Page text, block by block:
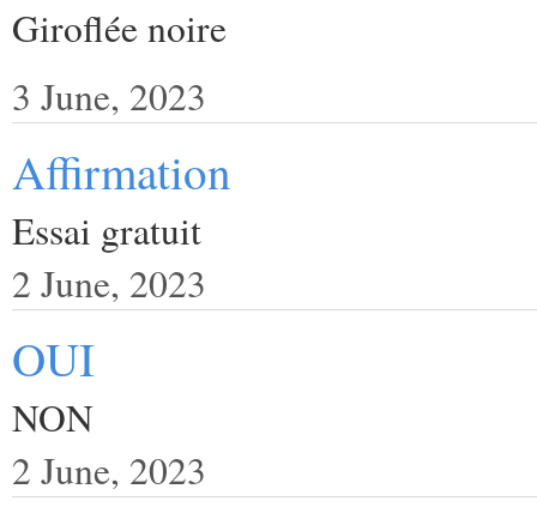
Giroflée noire
3 June, 2023
Affirmation
Essai gratuit
2 June, 2023
OUI
NON
2 June, 2023